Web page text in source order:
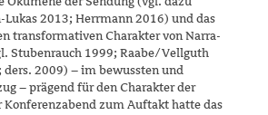
2013; Herrmann 2016) und das
transformativen Charakter von Narra­
Stubenrauch 1999; Raabe/Vell­guth
2009) – im bewussten und
– prägend für den Charakter der
Konferenz­abend zum Auftakt hatte das